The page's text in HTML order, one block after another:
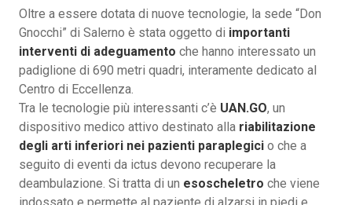
Oltre a essere dotata di nuove tecnologie, la sede “Don
Gnocchi” di Salerno è stata oggetto di importanti
interventi di adeguamento che hanno interessato un
padiglione di 690 metri quadri, interamente dedicato al
Centro di Eccellenza.
Tra le tecnologie più interessanti c’è UAN.GO, un
dispositivo medico attivo destinato alla riabilitazione
degli arti inferiori nei pazienti paraplegici o che a
seguito di eventi da ictus devono recuperare la
deambulazione. Si tratta di un esoscheletro che viene